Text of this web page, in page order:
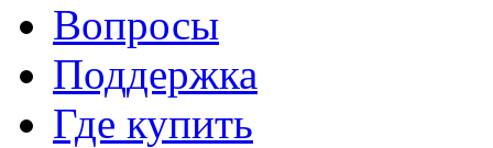
Вопросы
Поддержка
Где купить